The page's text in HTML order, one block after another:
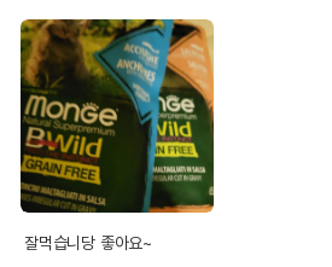
잘먹습니당 좋아요~